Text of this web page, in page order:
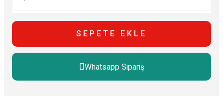
SEPETE EKLE
Whatsapp Sipariş